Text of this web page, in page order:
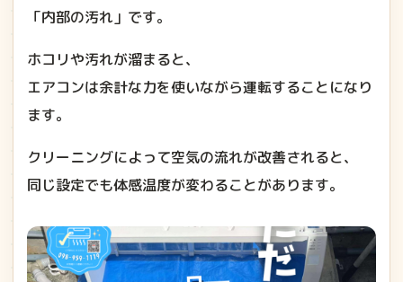
「内部の汚れ」です。
ホコリや汚れが溜まると、
エアコンは余計な力を使いながら運転することになり
ます。
クリーニングによって空気の流れが改善されると、
同じ設定でも体感温度が変わることがあります。